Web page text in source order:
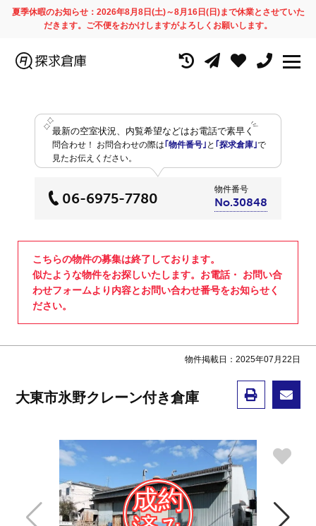
夏季休暇のお知らせ：2026年8月8日(土)～8月16日(日)まで休業とさせていた
だきます。ご不便をおかけしますがよろしくお願いします。
最新の空室状況、内覧希望などはお電話で素早く
問合わせ！ お問合わせの際は ｢物件番号｣ と ｢探求倉庫｣で
見たお伝えください。
06-6975-7780
物件番号
No.30848
こちらの物件の募集は終了しております。
似たような物件をお探しいたします。お電話・ お問い合
わせフォームより内容とお問い合わせ番号をお知らせく
ださい。
物件掲載日：2025年07月22日
大東市氷野クレーン付き倉庫